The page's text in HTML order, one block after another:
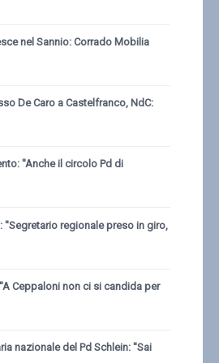
nel Sannio: Corrado Mobilia
De Caro a Castelfranco, NdC:
''Anche il circolo Pd di
''Segretario regionale preso in giro,
Ceppaloni non ci si candida per
nazionale del Pd Schlein: ''Sai